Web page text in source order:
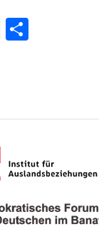
WhatsApp